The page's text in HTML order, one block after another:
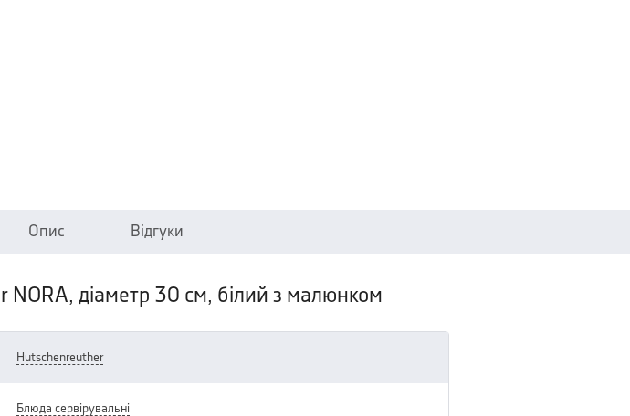
Опис Відгуки
діаметр 30 см, білий з малюнком
hutschenreuther
блюда сервірувальні